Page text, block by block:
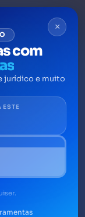
por
ou
país tem
e também
que visam
×
com
jurídico e muito
ESTE